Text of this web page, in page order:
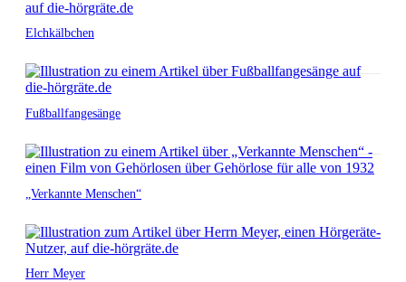
Elchkälbchen
Fußballfangesänge
„Verkannte Menschen“
Herr Meyer